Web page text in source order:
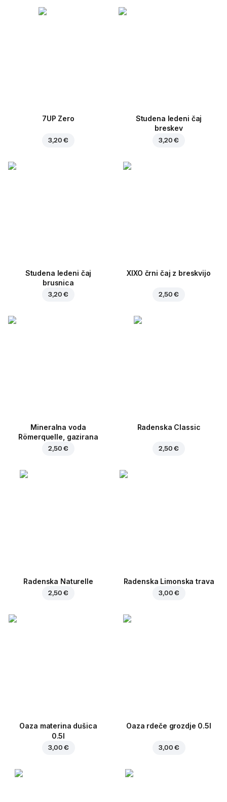
7UP Zero
3,20 €
Studena ledeni čaj
breskev
3,20 €
Studena ledeni čaj
brusnica
3,20 €
XIXO črni čaj z breskvijo
2,50 €
Mineralna voda
Römerquelle, gazirana
2,50 €
Radenska Classic
2,50 €
Radenska Naturelle
2,50 €
Radenska Limonska trava
3,00 €
Oaza materina dušica
0.5l
3,00 €
Oaza rdeče grozdje 0.5l
3,00 €